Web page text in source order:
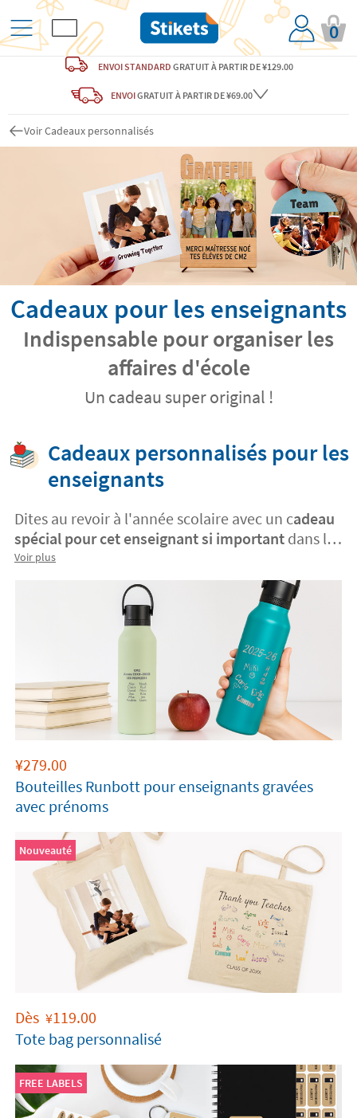
0
ENVOI STANDARD GRATUITÀ PARTIR DE ¥129.00
ENVOIGRATUITÀ PARTIR DE ¥69.00
Voir Cadeaux personnalisés
Cadeaux pour les enseignants
Indispensable pour organiser les
affaires d'école
Un cadeau super original !
Cadeaux personnalisés pour les
enseignants
Dites au revoir à l'année scolaire avec un cadeau
spécial pour cet enseignant si important dans le
développement de vos enfants.
des mugs, des porte-clés, des puzzles ou des
tableaux photo personnalisés avec messages et
photos de groupe.Créez un cadeau unique qui
reflète l'amour et la gratitude de toute la classe.
Un souvenir émouvant et impérissable que
l'enseignant gardera avec beaucoup
d'appréciation.
Voir plus
¥279.00
Bouteilles Runbott pour enseignants gravées
avec prénoms
Nouveauté
Dès ¥119.00
Tote bag personnalisé
FREE LABELS